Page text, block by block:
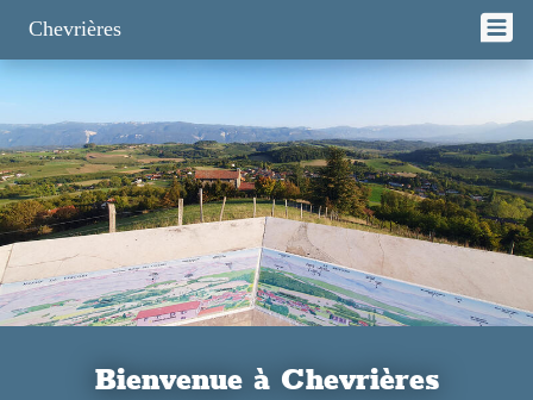
Chevrières
Bienvenue à Chevrières